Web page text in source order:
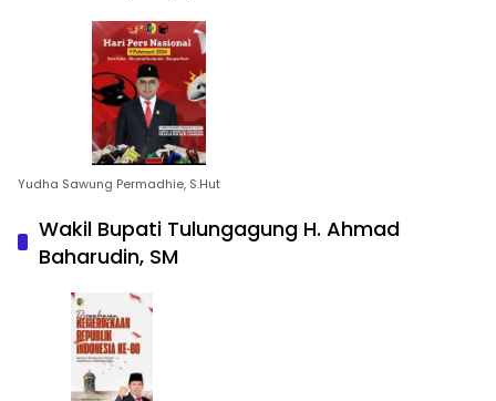
Yudha Sawung Permadhie, S.Hut
Wakil Bupati Tulungagung H. Ahmad
Baharudin, SM